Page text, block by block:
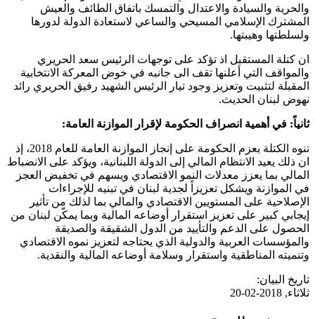
والحرية والسيادة والاعتدال والتمسك باتفاق الطائف والعيش
المشترك الإسلامي المسيحي والساعي لاستعادة الدولة لدورها
ولسلطتها وهيبتها.
ان كتلة المستقبل اذ تؤكد على توجهات الرئيس سعد الحريري
والمواقف التي أعلنها تقف الى جانبه في خوض المعركة الانتخابية
المقبلة لتثبيت وتعزيز وجود تيار الرئيس الشهيد رفيق الحريري رائد
نهوض لبنان الحديث.
ثانياً: في أهمية انصراف الحكومة لإقرار الموازنة العامة:
تنوه الكتلة بعزم الحكومة على إنجاز الموازنة العامة للعام 2018، إذ
ان ذلك يعيد الانتظام المالي إلى الدولة اللبنانية، ويؤكد على الانضباط
المالي بما يعزز معدلات النمو الاقتصادي ويسهم في تخفيض العجز
في الموازنة ويشكل تعزيزاً لجدية لبنان في تبنيه للإجراءات
الإصلاحية على المستويين الاقتصادي والمالي بما لذلك من تأثير
إيجابي كبير على تعزيز استقرار أوضاعه المالية وبما يمكّن لبنان من
الحصول على الدعم والتأييد من الدول الشقيقة والصديقة
والمؤسسات العربية والدولية الذي يحتاجه لتعزيز نموه الاقتصادي
وتنميته المناطقية واستقرار وسلامة أوضاعه المالية والنقدية.
تاريخ البيان:
ثلاثاء, 2018-02-20